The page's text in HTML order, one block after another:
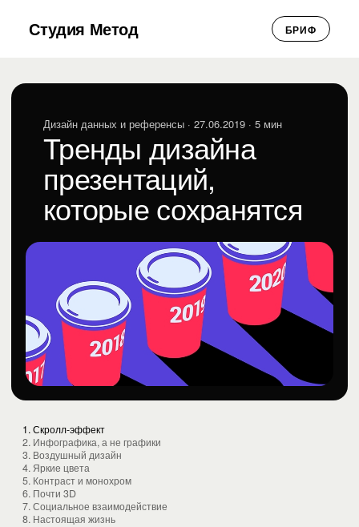
Студия Метод БРИФ
Дизайн данных и референсы · 27.06.2019 · 5 мин
Тренды дизайна
презентаций,
которые сохранятся
в 2020 году
Галина Гончарова
Дизайн данных и референсы · 27.06.2019
1. Скролл-эффект
2. Инфографика, а не графики
3. Воздушный дизайн
4. Яркие цвета
5. Контраст и монохром
6. Почти 3D
7. Социальное взаимодействие
8. Настоящая жизнь